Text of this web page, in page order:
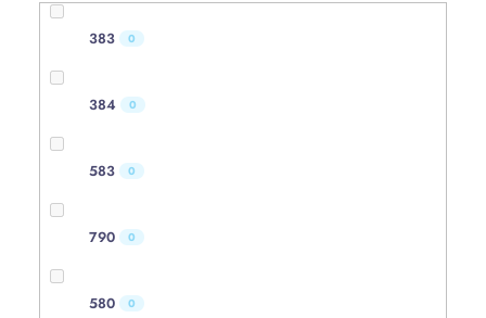
383 0
384 0
583 0
790 0
580 0